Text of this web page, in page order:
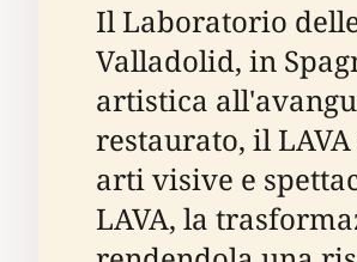
Il Laboratorio
Valladolid, in
artistica
restaurato, il
arti visive e
LAVA, la